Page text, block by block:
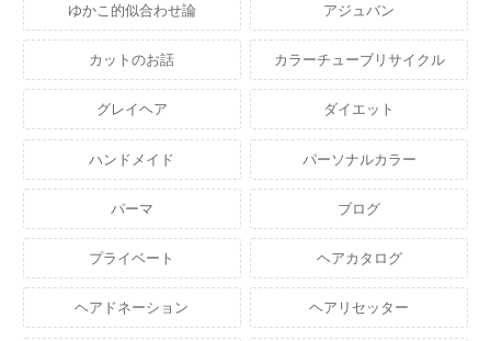
ゆかこ的似合わせ論 アジュバン
カットのお話 カラーチューブリサイクル
グレイヘア ダイエット
ハンドメイド パーソナルカラー
パーマ ブログ
プライベート ヘアカタログ
ヘアドネーション ヘアリセッター